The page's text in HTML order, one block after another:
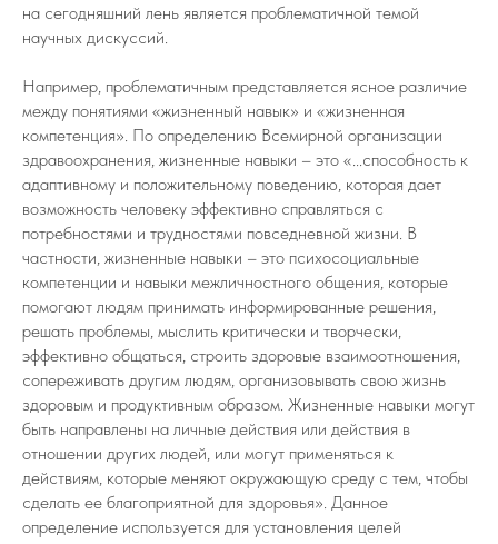
на сегодняшний лень является проблематичной темой
научных дискуссий.
Например, проблематичным представляется ясное различие
между понятиями «жизненный навык» и «жизненная
компетенция». По определению Всемирной организации
здравоохранения, жизненные навыки – это «...способность к
адаптивному и положительному поведению, которая дает
возможность человеку эффективно справляться с
потребностями и трудностями повседневной жизни. В
частности, жизненные навыки – это психосоциальные
компетенции и навыки межличностного общения, которые
помогают людям принимать информированные решения,
решать проблемы, мыслить критически и творчески,
эффективно общаться, строить здоровые взаимоотношения,
сопереживать другим людям, организовывать свою жизнь
здоровым и продуктивным образом. Жизненные навыки могут
быть направлены на личные действия или действия в
отношении других людей, или могут применяться к
действиям, которые меняют окружающую среду с тем, чтобы
сделать ее благоприятной для здоровья». Данное
определение используется для установления целей